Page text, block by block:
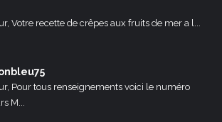
Votre recette de crêpes aux fruits de mer a l...
Pour tous renseignements voici le numéro
M...